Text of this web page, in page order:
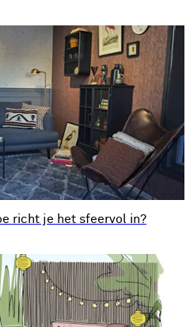
richt je het sfeervol in?